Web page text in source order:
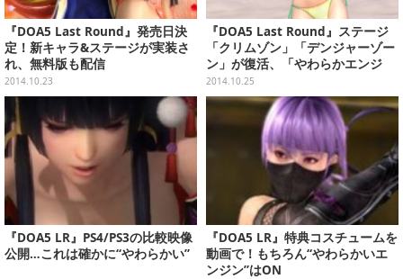
『DOA5 Last Round』発売日決
定！新キャラ&ステージが実装さ
れ、無料版も配信
2014.10.23
『DOA5 Last Round』ステージ
「クリムゾン」「デンジャーゾー
ン」が復活、「やわらかエンジ
ン」等の詳細も
2014.10.25
『DOA5 LR』PS4/PS3の比較映像
公開…これは確かに“やわらかい”
『DOA5 LR』特典コスチュームを
動画で！もちろん“やわらかいエ
ンジン”はON